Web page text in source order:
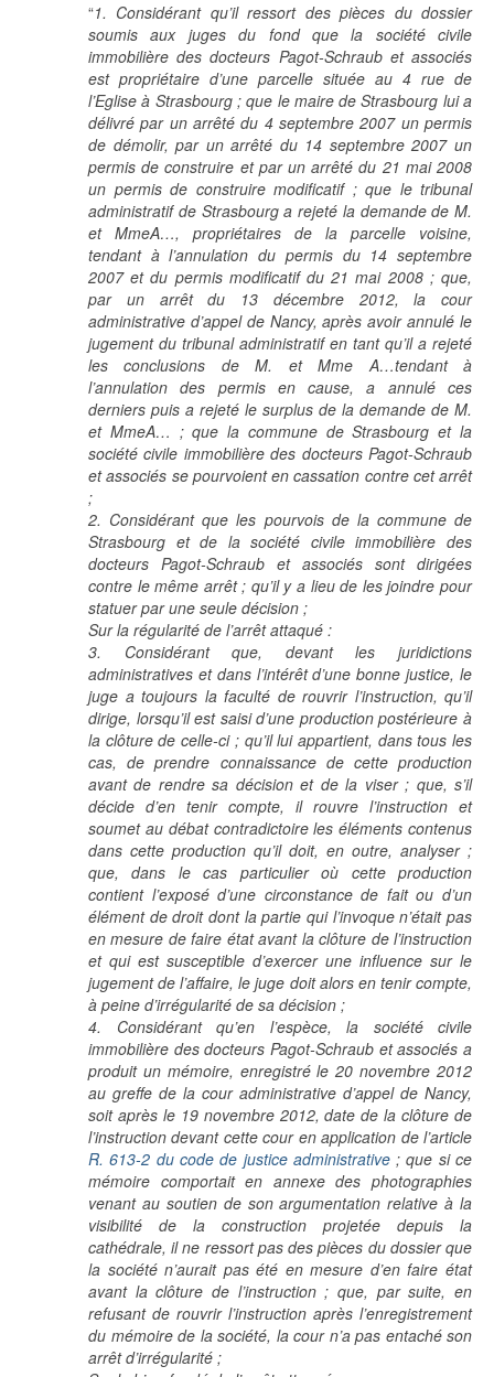
“1. Considérant qu’il ressort des pièces du dossier
soumis aux juges du fond que la société civile
immobilière des docteurs Pagot-Schraub et associés
est propriétaire d’une parcelle située au 4 rue de
l’Eglise à Strasbourg ; que le maire de Strasbourg lui a
délivré par un arrêté du 4 septembre 2007 un permis
de démolir, par un arrêté du 14 septembre 2007 un
permis de construire et par un arrêté du 21 mai 2008
un permis de construire modificatif ; que le tribunal
administratif de Strasbourg a rejeté la demande de M.
et MmeA…, propriétaires de la parcelle voisine,
tendant à l’annulation du permis du 14 septembre
2007 et du permis modificatif du 21 mai 2008 ; que,
par un arrêt du 13 décembre 2012, la cour
administrative d’appel de Nancy, après avoir annulé le
jugement du tribunal administratif en tant qu’il a rejeté
les conclusions de M. et Mme A…tendant à
l’annulation des permis en cause, a annulé ces
derniers puis a rejeté le surplus de la demande de M.
et MmeA… ; que la commune de Strasbourg et la
société civile immobilière des docteurs Pagot-Schraub
et associés se pourvoient en cassation contre cet arrêt
;
2. Considérant que les pourvois de la commune de
Strasbourg et de la société civile immobilière des
docteurs Pagot-Schraub et associés sont dirigées
contre le même arrêt ; qu’il y a lieu de les joindre pour
statuer par une seule décision ;
Sur la régularité de l’arrêt attaqué :
3. Considérant que, devant les juridictions
administratives et dans l’intérêt d’une bonne justice, le
juge a toujours la faculté de rouvrir l’instruction, qu’il
dirige, lorsqu’il est saisi d’une production postérieure à
la clôture de celle-ci ; qu’il lui appartient, dans tous les
cas, de prendre connaissance de cette production
avant de rendre sa décision et de la viser ; que, s’il
décide d’en tenir compte, il rouvre l’instruction et
soumet au débat contradictoire les éléments contenus
dans cette production qu’il doit, en outre, analyser ;
que, dans le cas particulier où cette production
contient l’exposé d’une circonstance de fait ou d’un
élément de droit dont la partie qui l’invoque n’était pas
en mesure de faire état avant la clôture de l’instruction
et qui est susceptible d’exercer une influence sur le
jugement de l’affaire, le juge doit alors en tenir compte,
à peine d’irrégularité de sa décision ;
4. Considérant qu’en l’espèce, la société civile
immobilière des docteurs Pagot-Schraub et associés a
produit un mémoire, enregistré le 20 novembre 2012
au greffe de la cour administrative d’appel de Nancy,
soit après le 19 novembre 2012, date de la clôture de
l’instruction devant cette cour en application de l’article
R. 613-2 du code de justice administrative; que si ce
mémoire comportait en annexe des photographies
venant au soutien de son argumentation relative à la
visibilité de la construction projetée depuis la
cathédrale, il ne ressort pas des pièces du dossier que
la société n’aurait pas été en mesure d’en faire état
avant la clôture de l’instruction ; que, par suite, en
refusant de rouvrir l’instruction après l’enregistrement
du mémoire de la société, la cour n’a pas entaché son
arrêt d’irrégularité ;